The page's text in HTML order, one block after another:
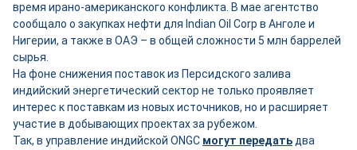
время ирано-американского конфликта. В мае агентство
сообщало о закупках нефти для Indian Oil Corp в Анголе и
Нигерии, а также в ОАЭ – в общей сложности 5 млн баррелей
сырья.
На фоне снижения поставок из Персидского залива
индийский энергетический сектор не только проявляет
интерес к поставкам из новых источников, но и расширяет
участие в добывающих проектах за рубежом.
Так, в управление индийской ONGC могут передать два